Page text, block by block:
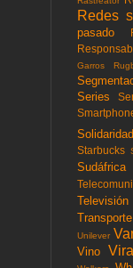
Redes
pasado
Garros
Series
Solidaridad
Starbucks
Televisión
Transporte
Unilever
Vino Viral